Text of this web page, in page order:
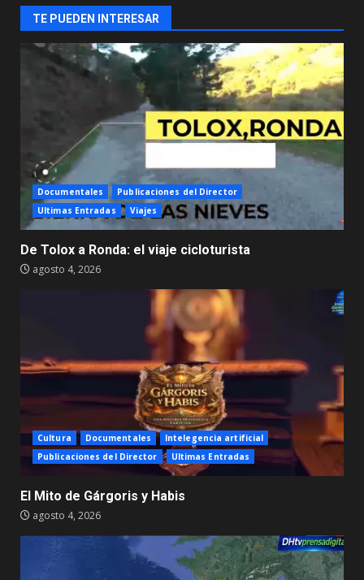
TE PUEDEN INTERESAR
Documentales
Publicaciones del Director
Ultimas Entradas
Viajes
De Tolox a Ronda: el viaje cicloturista
agosto 4, 2026
Cultura Documentales
Intelegencia artificial
Publicaciones del Director
Ultimas Entradas
El Mito de Gárgoris y Habis
agosto 4, 2026